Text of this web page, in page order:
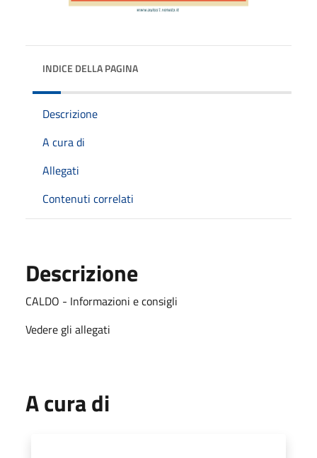
INDICE DELLA PAGINA
Descrizione
A cura di
Allegati
Contenuti correlati
Descrizione
CALDO - Informazioni e consigli
Vedere gli allegati
A cura di